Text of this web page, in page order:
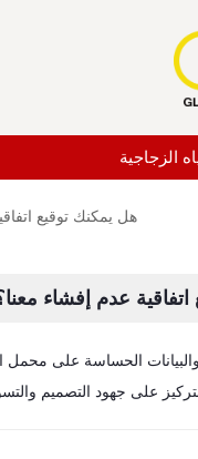
الزجاجية
هل يمكنك توقيع
عدم إفشاء